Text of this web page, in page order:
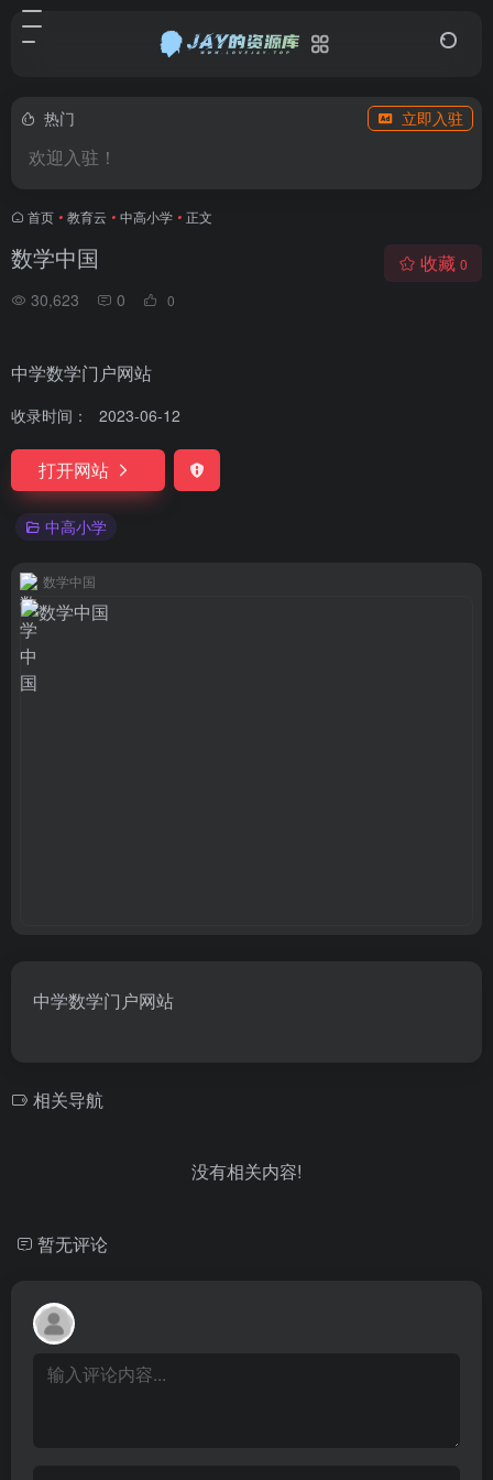
热门 立即入驻
欢迎入驻！
首页 • 教育云 • 中高小学 • 正文
数学中国
30,623 0 0
收藏 0
中学数学门户网站
收录时间： 2023-06-12
打开网站
中高小学
数学中国
中学数学门户网站
相关导航
没有相关内容!
暂无评论